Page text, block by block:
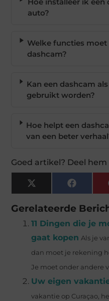
Hoe installeer ik
auto?
Welke functies moet
dashcam?
Kan een dashcam
gebruikt worden?
Hoe helpt een
van een beter
Goed artikel? Deel hem
X
(Twitter)
Gerelateerde
11 Dingen die je
gaat kopen Als je
dan moet je rekening
Je moet onder andere
Uw eigen
vakantie op Curaçao,